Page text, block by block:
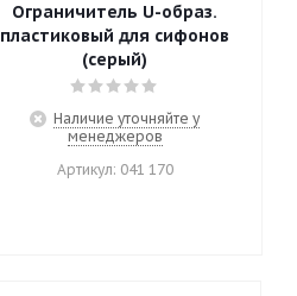
Ограничитель U-образ.
пластиковый для сифонов
(серый)
Наличие уточняйте у
менеджеров
Артикул: 041 170